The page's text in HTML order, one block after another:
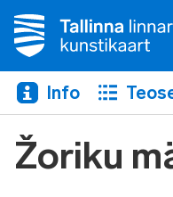
Info
Žoriku